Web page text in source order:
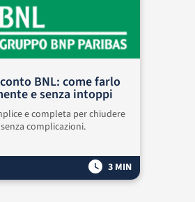
BNL: come farlo
e senza intoppi
e completa per chiudere
complicazioni.
3 MIN